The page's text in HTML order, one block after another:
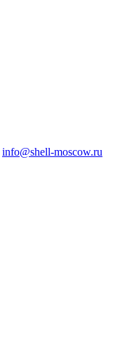
info@shell-moscow.ru